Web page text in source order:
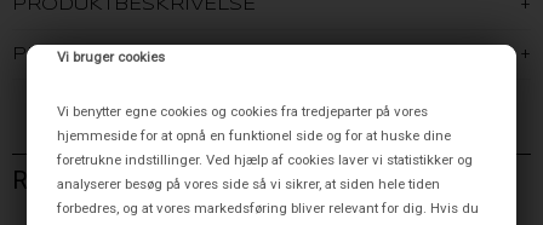
Vi bruger cookies
Vi benytter egne cookies og cookies fra tredjeparter på vores
hjemmeside for at opnå en funktionel side og for at huske dine
foretrukne indstillinger. Ved hjælp af cookies laver vi statistikker og
analyserer besøg på vores side så vi sikrer, at siden hele tiden
forbedres, og at vores markedsføring bliver relevant for dig. Hvis du
PRODUKTBESKRIVELSE
PRODUKTINFORMATION
RELATEREDE VARER